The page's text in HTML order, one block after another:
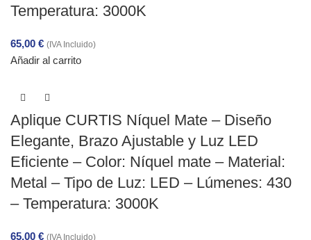
Temperatura: 3000K
65,00 € (IVA Incluido)
Añadir al carrito
Aplique CURTIS Níquel Mate – Diseño
Elegante, Brazo Ajustable y Luz LED
Eficiente – Color: Níquel mate – Material:
Metal – Tipo de Luz: LED – Lúmenes: 430
– Temperatura: 3000K
65,00 € (IVA Incluido)